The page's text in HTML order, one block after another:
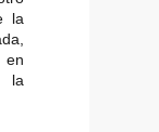
la
en
la